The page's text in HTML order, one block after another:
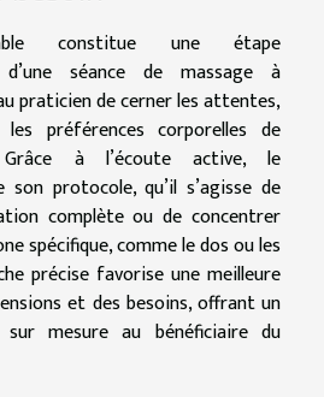
constitue une étape
séance de massage à
praticien de cerner les attentes,
préférences corporelles de
Grâce à l’écoute active, le
protocole, qu’il s’agisse de
complète ou de concentrer
spécifique, comme le dos ou les
précise favorise une meilleure
et des besoins, offrant un
mesure au bénéficiaire du